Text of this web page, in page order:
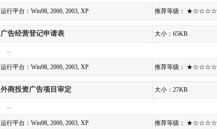
运行平台：Win98, 2000, 2003, XP 推荐等级： ★☆☆☆☆
广告经营登记申请表 大小：65KB
...
运行平台：Win98, 2000, 2003, XP 推荐等级： ★☆☆☆☆
外商投资广告项目审定 大小：27KB
...
运行平台：Win98, 2000, 2003, XP 推荐等级： ★☆☆☆☆